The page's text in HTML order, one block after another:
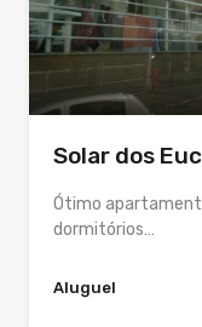
Solar dos
Ótimo
dormitórios…
Aluguel